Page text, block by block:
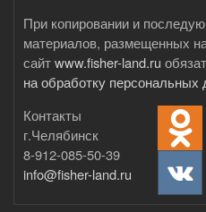
При копировании и
материалов, размещенных
сайтwww.fisher-land.ru
на обработку персональных
Контакты
г.Челябинск
8-912-085-50-39
info@fisher-land.ru